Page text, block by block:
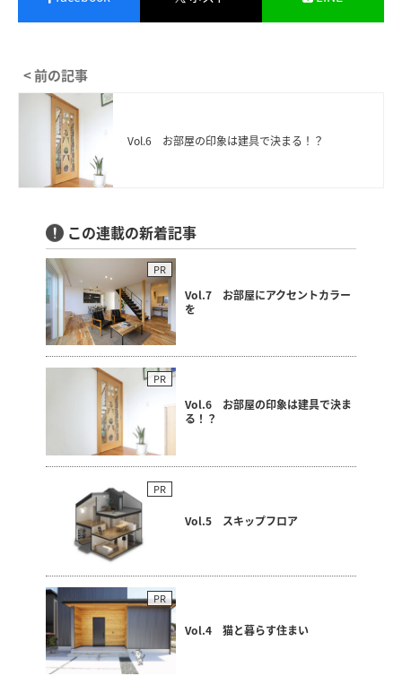
< 前の記事
Vol.6 お部屋の印象は建具で決まる！？
この連載の新着記事
PR
Vol.7 お部屋にアクセントカラー
を
PR
Vol.6 お部屋の印象は建具で決ま
る！？
PR
Vol.5 スキップフロア
PR
Vol.4 猫と暮らす住まい